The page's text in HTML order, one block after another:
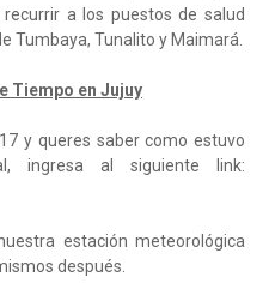
a los puestos de salud
Tumbaya, Tunalito y Maimará.
Tiempo en Jujuy
y queres saber como estuvo
ingresa al siguiente link:
estación meteorológica
después.